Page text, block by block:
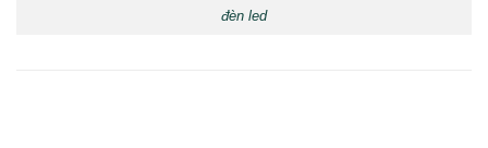
đèn led